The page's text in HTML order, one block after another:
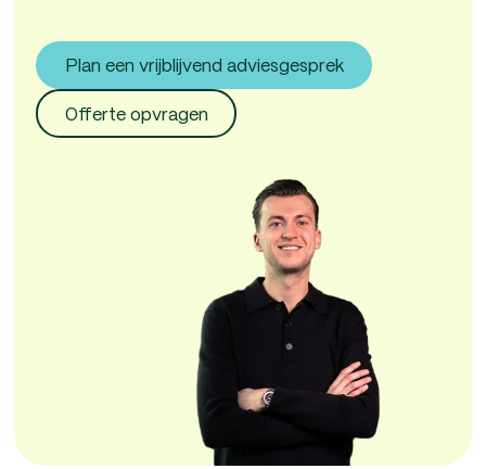
Plan een vrijblijvend adviesgesprek
Offerte opvragen